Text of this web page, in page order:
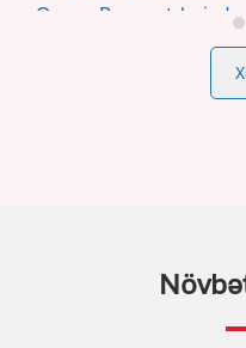
Qapaq Parametrlerinde